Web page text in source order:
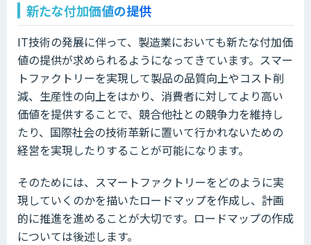
新たな付加価値の提供
IT技術の発展に伴って、製造業においても新たな付加価
値の提供が求められるようになってきています。スマー
トファクトリーを実現して製品の品質向上やコスト削
減、生産性の向上をはかり、消費者に対してより高い
価値を提供することで、競合他社との競争力を維持し
たり、国際社会の技術革新に置いて行かれないための
経営を実現したりすることが可能になります。
そのためには、スマートファクトリーをどのように実
現していくのかを描いたロードマップを作成し、計画
的に推進を進めることが大切です。ロードマップの作成
については後述します。